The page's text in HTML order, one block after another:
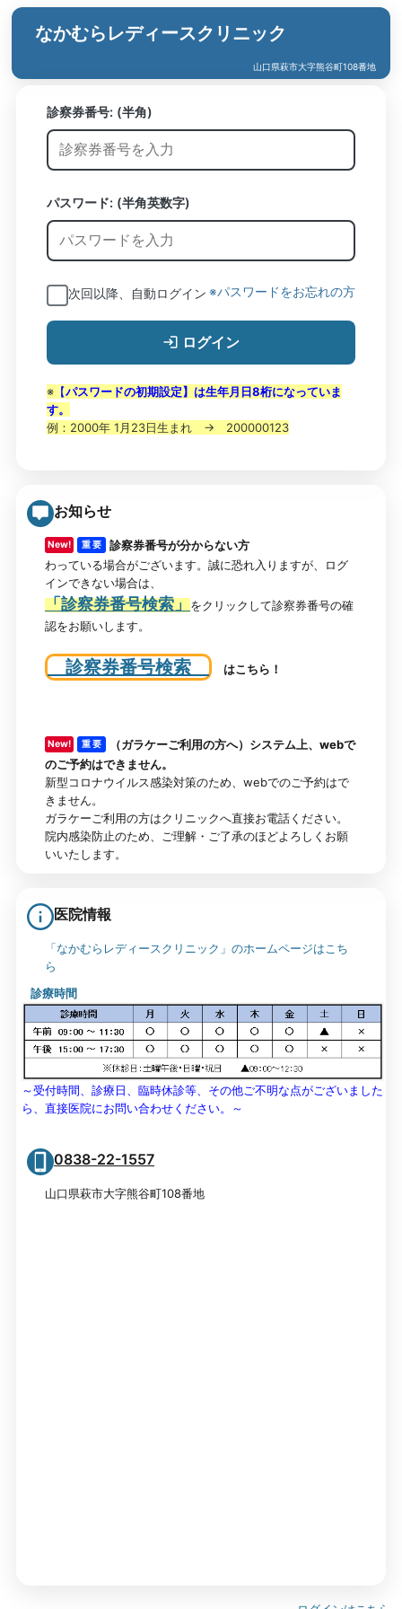
なかむらレディースクリニック
山口県萩市大字熊谷町108番地
診察券番号: (半角)
パスワード: (半角英数字)
次回以降、自動ログイン ※パスワードをお忘れの方
ログイン
※ 【パスワードの初期設定】は生年月日8桁になっていま
す。
例：2000年 1月23日生まれ → 200000123
お知らせ
New! 重 要
診察券番号が分からない方
わっている場合がございます。誠に恐れ入りますが、ログ
インできない場合は、
「診察券番号検索」をクリックして診察券番号の確
認をお願いします。
診察券番号検索 はこちら！
New! 重 要
（ガラケーご利用の方へ）システム上、webで
のご予約はできません。
新型コロナウイルス感染対策のため、webでのご予約はで
きません。
ガラケーご利用の方はクリニックへ直接お電話ください。
院内感染防止のため、ご理解・ご了承のほどよろしくお願
いいたします。
医院情報
「なかむらレディースクリニック」のホームページはこち
ら
診療時間
～受付時間、診療日、臨時休診等、その他ご不明な点がございました
ら、直接医院にお問い合わせください。～
0838-22-1557
山口県萩市大字熊谷町108番地